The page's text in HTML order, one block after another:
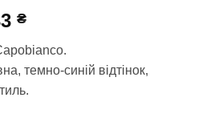
₴Поточна
42
133 ₴.
темно-синій відтінок,